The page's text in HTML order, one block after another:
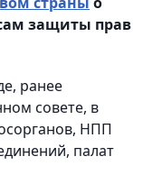
защиты прав
ранее
совете, в
НПП
палат